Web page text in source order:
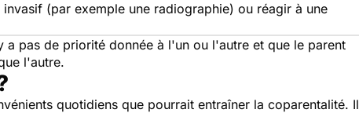
(par exemple une radiographie) ou réagir à une
pas de priorité donnée à l'un ou l'autre et que le parent
l'autre.
quotidiens que pourrait entraîner la coparentalité. Il